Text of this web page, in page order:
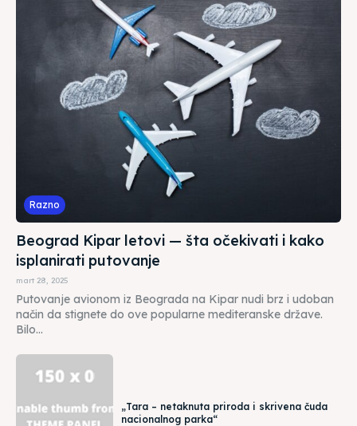
Razno
Beograd Kipar letovi — šta očekivati i kako
isplanirati putovanje
mart 28, 2025
Putovanje avionom iz Beograda na Kipar nudi brz i udoban
način da stignete do ove popularne mediteranske države.
Bilo...
„Tara – netaknuta priroda i skrivena čuda
nacionalnog parka“